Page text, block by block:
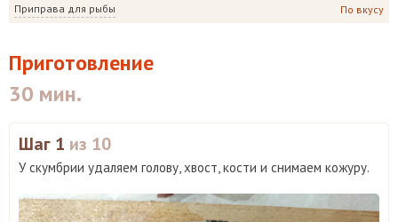
Приправа для рыбы По вкусу
Приготовление
30 мин.
Шаг 1 из 10
У скумбрии удаляем голову, хвост, кости и снимаем кожуру.